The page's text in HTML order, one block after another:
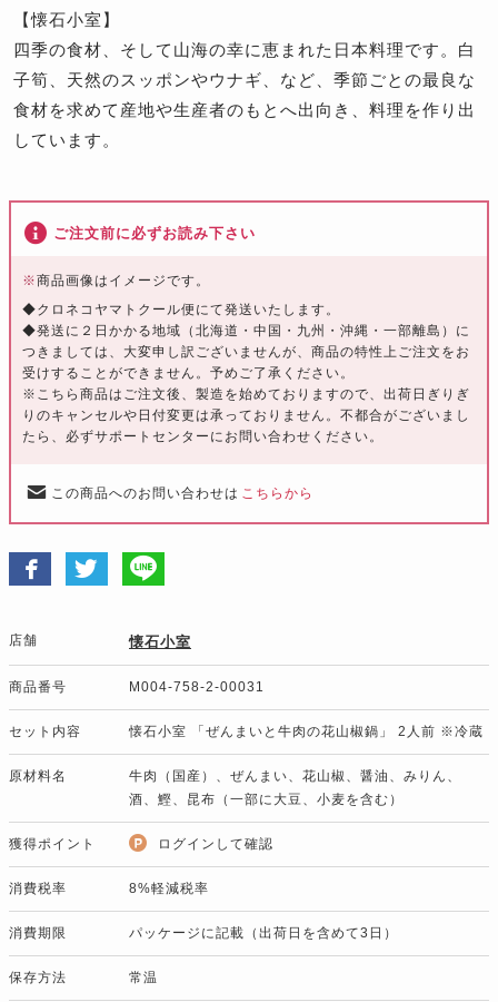
【懐石小室】
四季の食材、そして山海の幸に恵まれた日本料理です。白
子筍、天然のスッポンやウナギ、など、季節ごとの最良な
食材を求めて産地や生産者のもとへ出向き、料理を作り出
しています。
ご注文前に必ずお読み下さい
※商品画像はイメージです。
◆クロネコヤマトクール便にて発送いたします。
◆発送に２日かかる地域（北海道・中国・九州・沖縄・一部離島）に
つきましては、大変申し訳ございませんが、商品の特性上ご注文をお
受けすることができません。予めご了承ください。
※こちら商品はご注文後、製造を始めておりますので、出荷日ぎりぎ
りのキャンセルや日付変更は承っておりません。不都合がございまし
たら、必ずサポートセンターにお問い合わせください。
この商品へのお問い合わせは こちらから
店舗 懐石小室
商品番号 M004-758-2-00031
セット内容 懐石小室 「ぜんまいと牛肉の花山椒鍋」 2人前 ※冷蔵
原材料名
牛肉（国産）、ぜんまい、花山椒、醤油、みりん、
酒、鰹、昆布（一部に大豆、小麦を含む）
獲得ポイント ログインして確認
消費税率 8%軽減税率
消費期限 パッケージに記載（出荷日を含めて3日）
保存方法 常温